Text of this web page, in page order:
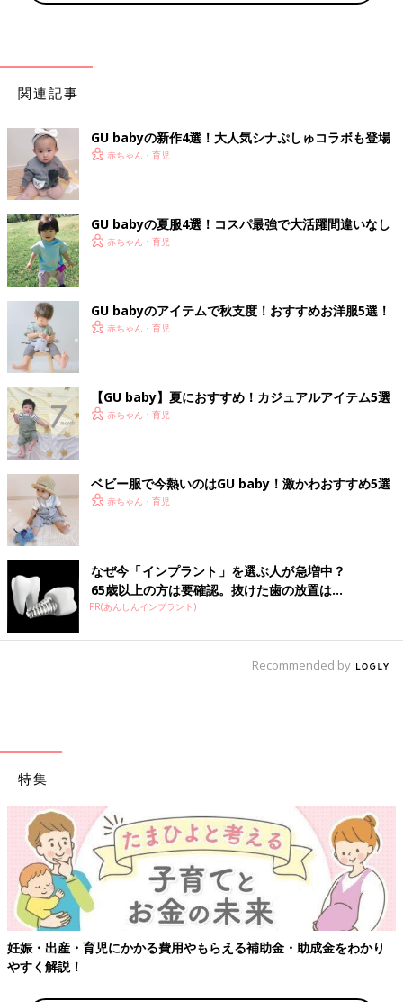
関連記事
GU babyの新作4選！大人気シナぷしゅコラボも登場
赤ちゃん・育児
GU babyの夏服4選！コスパ最強で大活躍間違いなし
赤ちゃん・育児
GU babyのアイテムで秋支度！おすすめお洋服5選！
赤ちゃん・育児
【GU baby】夏におすすめ！カジュアルアイテム5選
赤ちゃん・育児
ベビー服で今熱いのはGU baby！激かわおすすめ5選
赤ちゃん・育児
なぜ今「インプラント」を選ぶ人が急増中？
65歳以上の方は要確認。抜けた歯の放置は...
PR(あんしんインプラント)
Recommended by
特集
妊娠・出産・育児にかかる費用やもらえる補助金・助成金をわかり
やすく解説！